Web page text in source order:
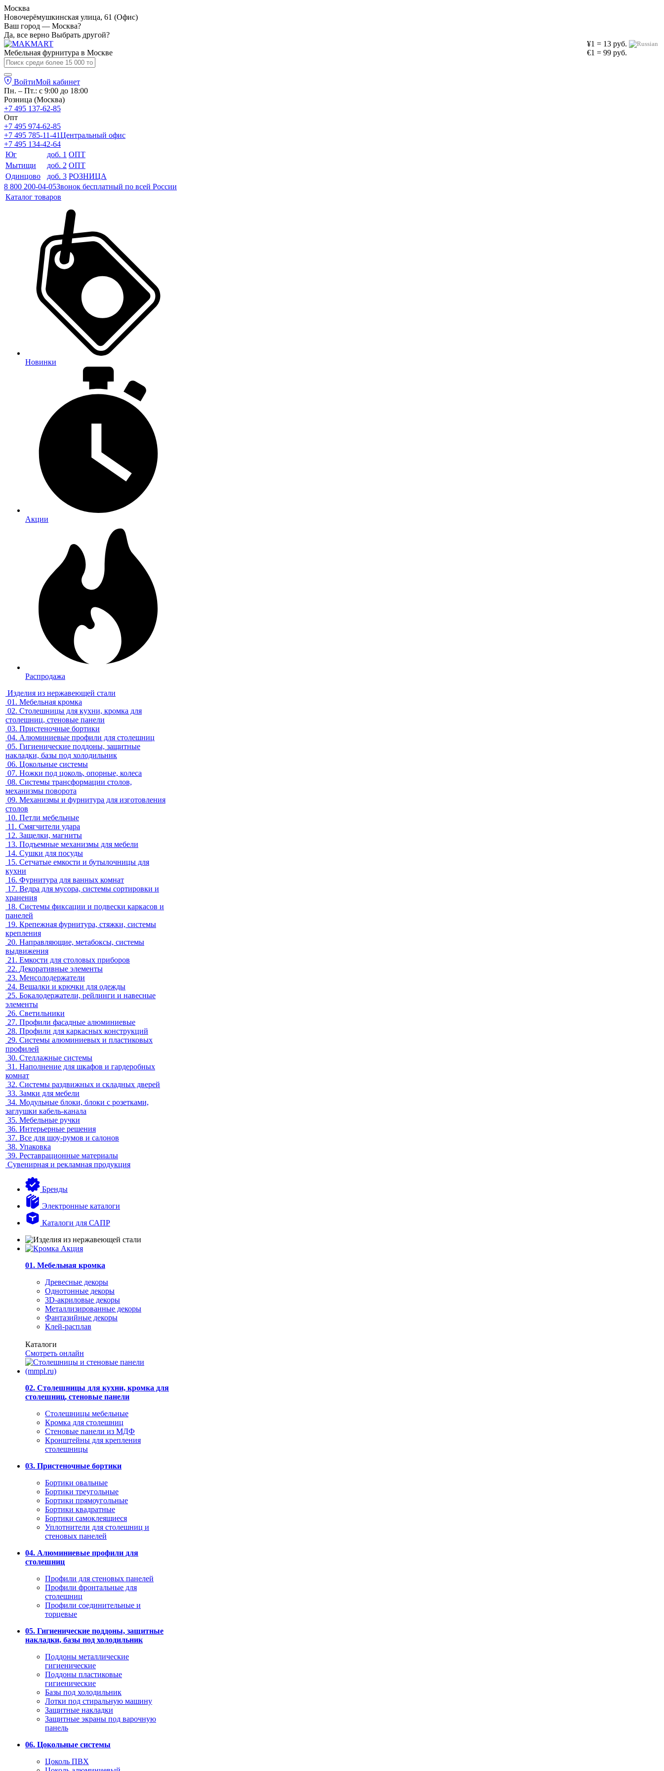
Москва
Новочерёмушкинская улица, 61 (Офис)
Ваш город — Москва?
Да, все верно Выбрать другой?
¥1 = 13 руб.
€1 = 99 руб.
Мебельная фурнитура в Москве
ВойтиМой кабинет
Пн. – Пт.: с 9:00 до 18:00
Розница (Москва)
+7 495 137-62-85
Опт
+7 495 974-62-85
+7 495 785-11-41Центральный офис
+7 495 134-42-64
Юг
доб. 1 ОПТ
Мытищи
доб. 2 ОПТ
Одинцово
доб. 3 РОЗНИЦА
8 800 200-04-05Звонок бесплатный по всей России
Каталог товаров
Новинки
Акции
Распродажа
Изделия из нержавеющей стали
01. Мебельная кромка
02. Столешницы для кухни, кромка для
столешниц, стеновые панели
03. Пристеночные бортики
04. Алюминиевые профили для столешниц
05. Гигиенические поддоны, защитные
накладки, базы под холодильник
06. Цокольные системы
07. Ножки под цоколь, опорные, колеса
08. Системы трансформации столов,
механизмы поворота
09. Механизмы и фурнитура для изготовления
столов
10. Петли мебельные
11. Смягчители удара
12. Защелки, магниты
13. Подъемные механизмы для мебели
14. Сушки для посуды
15. Сетчатые емкости и бутылочницы для
кухни
16. Фурнитура для ванных комнат
17. Ведра для мусора, системы сортировки и
хранения
18. Системы фиксации и подвески каркасов и
панелей
19. Крепежная фурнитура, стяжки, системы
крепления
20. Направляющие, метабоксы, системы
выдвижения
21. Емкости для столовых приборов
22. Декоративные элементы
23. Менсолодержатели
24. Вешалки и крючки для одежды
25. Бокалодержатели, рейлинги и навесные
элементы
26. Светильники
27. Профили фасадные алюминиевые
28. Профили для каркасных конструкций
29. Системы алюминиевых и пластиковых
профилей
30. Стеллажные системы
31. Наполнение для шкафов и гардеробных
комнат
32. Системы раздвижных и складных дверей
33. Замки для мебели
34. Модульные блоки, блоки с розетками,
заглушки кабель-канала
35. Мебельные ручки
36. Интерьерные решения
37. Все для шоу-румов и салонов
38. Упаковка
39. Реставрационные материалы
Сувенирная и рекламная продукция
Бренды
Электронные каталоги
Каталоги для САПР
01. Мебельная кромка
Древесные декоры
Однотонные декоры
3D-акриловые декоры
Металлизированные декоры
Фантазийные декоры
Клей-расплав
Каталоги
Смотреть онлайн
02. Столешницы для кухни, кромка для
столешниц, стеновые панели
Столешницы мебельные
Кромка для столешниц
Стеновые панели из МДФ
Кронштейны для крепления
столешницы
03. Пристеночные бортики
Бортики овальные
Бортики треугольные
Бортики прямоугольные
Бортики квадратные
Бортики самоклеящиеся
Уплотнители для столешниц и
стеновых панелей
04. Алюминиевые профили для
столешниц
Профили для стеновых панелей
Профили фронтальные для
столешниц
Профили соединительные и
торцевые
05. Гигиенические поддоны, защитные
накладки, базы под холодильник
Поддоны металлические
гигиенические
Поддоны пластиковые
гигиенические
Базы под холодильник
Лотки под стиральную машину
Защитные накладки
Защитные экраны под варочную
панель
06. Цокольные системы
Цоколь ПВХ